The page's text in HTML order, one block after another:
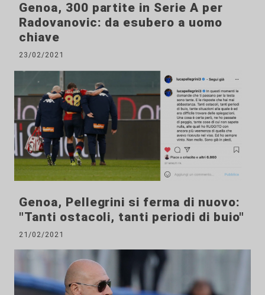
Genoa, 300 partite in Serie A per
Radovanovic: da esubero a uomo
chiave
23/02/2021
Genoa, Pellegrini si ferma di nuovo:
"Tanti ostacoli, tanti periodi di buio"
21/02/2021